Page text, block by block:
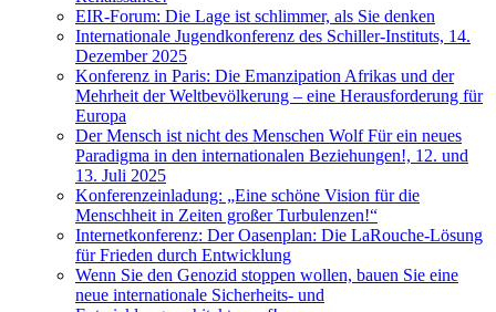
EIR-Forum: Die Lage ist schlimmer, als Sie denken
Internationale Jugendkonferenz des Schiller-Instituts, 14.
Dezember 2025
Konferenz in Paris: Die Emanzipation Afrikas und der
Mehrheit der Weltbevölkerung – eine Herausforderung für
Europa
Der Mensch ist nicht des Menschen Wolf Für ein neues
Paradigma in den internationalen Beziehungen!, 12. und
13. Juli 2025
Konferenzeinladung: „Eine schöne Vision für die
Menschheit in Zeiten großer Turbulenzen!“
Internetkonferenz: Der Oasenplan: Die LaRouche-Lösung
für Frieden durch Entwicklung
Wenn Sie den Genozid stoppen wollen, bauen Sie eine
neue internationale Sicherheits- und